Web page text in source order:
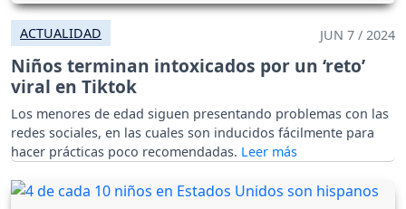
ACTUALIDAD JUN 7 / 2024
Niños terminan intoxicados por un ‘reto’
viral en Tiktok
Los menores de edad siguen presentando problemas con las
redes sociales, en las cuales son inducidos fácilmente para
hacer prácticas poco recomendadas.